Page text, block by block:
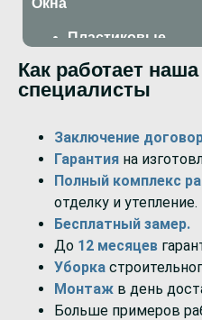
Пластиковые
Алюминиевые
Двери
Пластиковые
Как работает
специалисты
Заключение
Гарантия на
Полный комплекс
отделку и утепление.
Бесплатный замер.
До 12 месяцев
Уборка
Монтаж в день
Больше примеров